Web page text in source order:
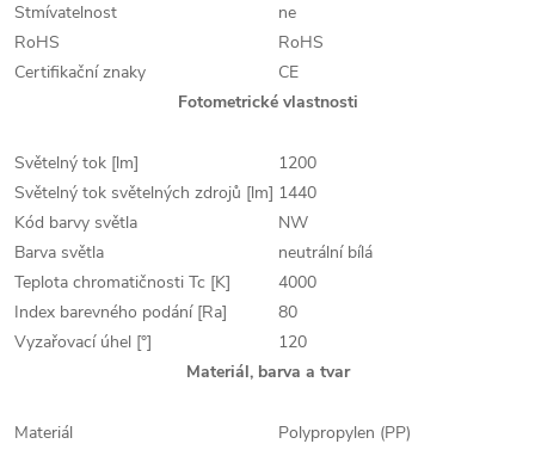
Stmívatelnost
ne
RoHS
RoHS
Certifikační znaky
CE
Fotometrické vlastnosti
Světelný tok [lm]
1200
Světelný tok světelných zdrojů [lm] 1440
Kód barvy světla
NW
Barva světla
neutrální bílá
Teplota chromatičnosti Tc [K]
4000
Index barevného podání [Ra]
80
Vyzařovací úhel [°]
120
Materiál, barva a tvar
Materiál
Polypropylen (PP)